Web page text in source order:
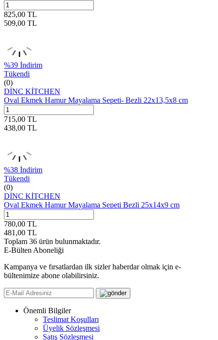
825,00 TL
509,00 TL
%39 İndirim
Tükendi
(0)
DİNC KİTCHEN
Oval Ekmek Hamur Mayalama Sepeti- Bezli 22x13,5x8 cm
715,00 TL
438,00 TL
%38 İndirim
Tükendi
(0)
DİNC KİTCHEN
Oval Ekmek Hamur Mayalama Sepeti Bezli 25x14x9 cm
780,00 TL
481,00 TL
Toplam 36 ürün bulunmaktadır.
E-Bülten Aboneliği
Kampanya ve fırsatlardan ilk sizler haberdar olmak için e-
bültenimize abone olabilirsiniz.
Önemli Bilgiler
Teslimat Koşulları
Üyelik Sözleşmesi
Satış Sözleşmesi